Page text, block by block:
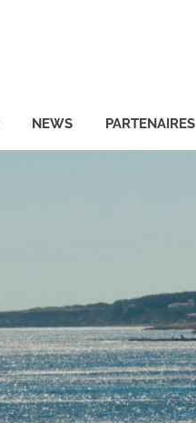
NEWS PARTENAIRES